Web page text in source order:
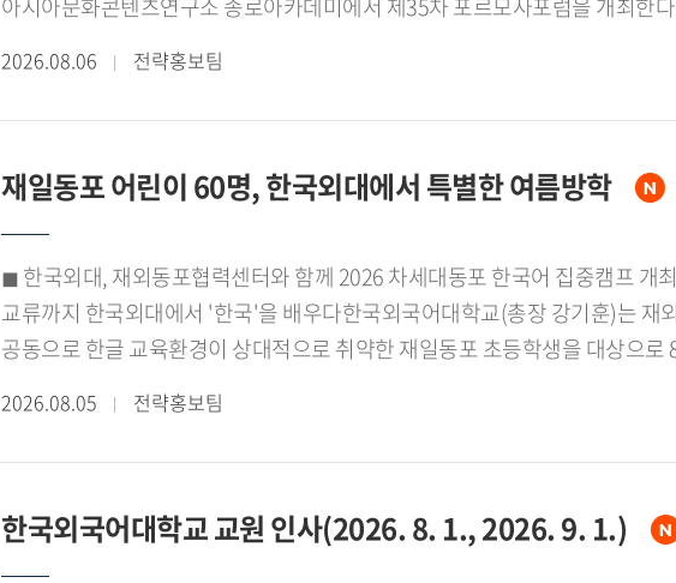
아시아문화콘텐츠연구소 종로아카데미에서 제35차 포르모사포럼을 개최한
을 주제로 강연을 진행한다.[사진. 제35차 포르모사포럼 포스터]포럼은 그동안
못했던 대만의 아동문학을 본격적으로 소개하면서, 대만 사회와 문화, 역사
동아시아 아동문학의 새로운 가능성을 모색하는 자리가 될 것으로 보인다.올해
출판 문화가 복합적으로 작용하는 문화사적 관점에서 조망한 책이다.이 책은
시기, 민주화 이후까지 대만 사회의 역사적 변화가 아동문학에 어떠한 영향을
아동문학을 대만 사회의 역사와 정체성, 문화적 변동을 읽어내는 중요한 창으로 간주한
포스트식민주의 담론을 중심으로 대만 아동문학의 전개 과정을 해석하며, 오
문화적 주체성과 정체성이 아동문학을 통해 구현되어 온 방식을 보여준다.한국
2026.08.06 전략홍보팀
재일동포 어린이 60명, 한국외대에서 특별한 여름방학
◼ 한국외대, 재외동포협력센터와 함께 2026 차세대동포 한국어 집중캠프 개최◼ 한국어 수업부터 문화 체험, 또래
교류까지 한국외대에서 '한국'을 배우다한국외국어대학교(총장 강기훈)는 재외동포청 산하 재외동포협력센터와
공동으로 한글 교육환경이 상대적으로 취약한 재일동포 초등학생을 대상으
지난해에 이어 2년 연속 운영되는 이번 캠프에는 일본 전역에 거주하는 재일동
참가한다. 참가 학생들은 수준별 한국어 교육과 다양한 역사 문화 체험 프로그
중심으로 다양한 체험 프로그램을 함께 운영한다. 모의법정 체험, K-팝 댄스, 카
2026.08.05 전략홍보팀
한국외국어대학교 교원 인사(2026. 8. 1., 2026. 9. 1.)